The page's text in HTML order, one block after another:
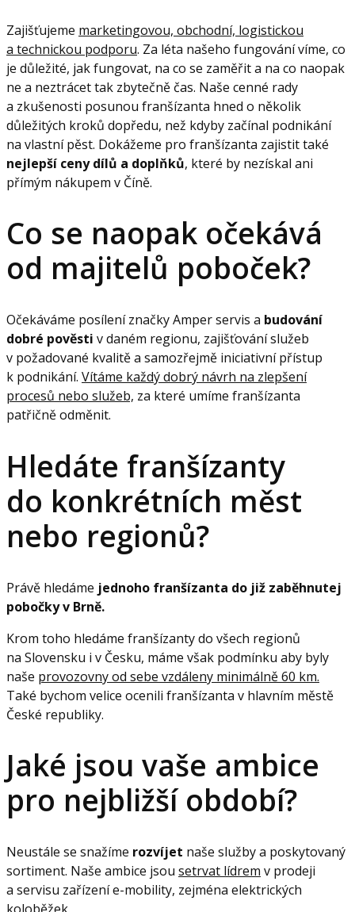
Zajišťujeme marketingovou, obchodní, logistickou
a technickou podporu. Za léta našeho fungování víme, co
je důležité, jak fungovat, na co se zaměřit a na co naopak
ne a neztrácet tak zbytečně čas. Naše cenné rady
a zkušenosti posunou franšízanta hned o několik
důležitých kroků dopředu, než kdyby začínal podnikání
na vlastní pěst. Dokážeme pro franšízanta zajistit také
nejlepší ceny dílů a doplňků, které by nezískal ani
přímým nákupem v Číně.
Co se naopak očekává
od majitelů poboček?
Očekáváme posílení značky Amper servis a budování
dobré pověsti v daném regionu, zajišťování služeb
v požadované kvalitě a samozřejmě iniciativní přístup
k podnikání. Vítáme každý dobrý návrh na zlepšení
procesů nebo služeb, za které umíme franšízanta
patřičně odměnit.
Hledáte franšízanty
do konkrétních měst
nebo regionů?
Právě hledáme jednoho franšízanta do již zaběhnutej
pobočky v Brně.
Krom toho hledáme franšízanty do všech regionů
na Slovensku i v Česku, máme však podmínku aby byly
naše provozovny od sebe vzdáleny minimálně 60 km.
Také bychom velice ocenili franšízanta v hlavním městě
České republiky.
Jaké jsou vaše ambice
pro nejbližší období?
Neustále se snažíme rozvíjet naše služby a poskytovaný
sortiment. Naše ambice jsou setrvat lídrem v prodeji
a servisu zařízení e-mobility, zejména elektrických